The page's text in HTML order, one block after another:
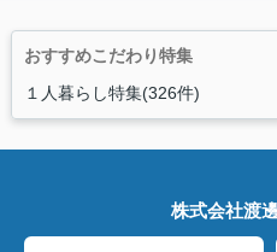
おすすめこだわり特集
１人暮らし特集(326件)
株式会社渡